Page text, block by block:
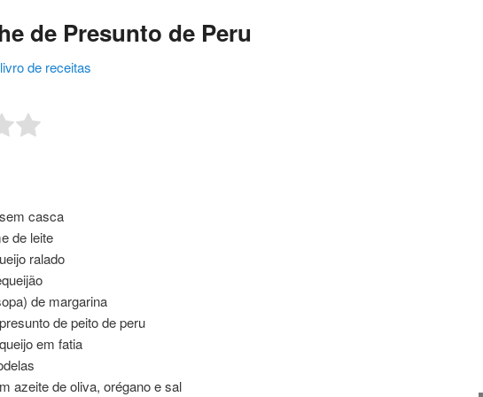
de Presunto de Peru
de receitas
casca
de leite
ralado
de margarina
de peito de peru
em fatia
azeite de oliva, orégano e sal